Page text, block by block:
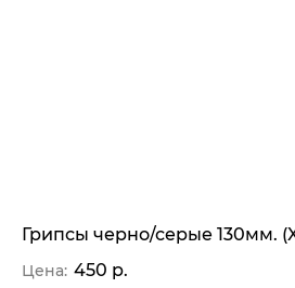
Грипсы черно/серые 130мм.
Цена: 450 р.